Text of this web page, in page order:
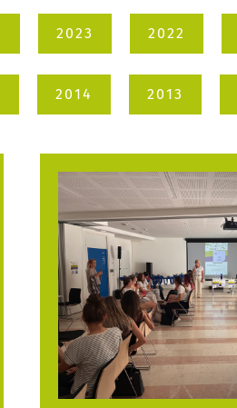
2023 2022
2014 2013